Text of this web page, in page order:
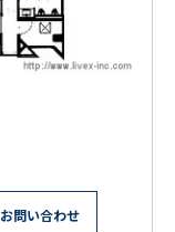
お問い合わせ